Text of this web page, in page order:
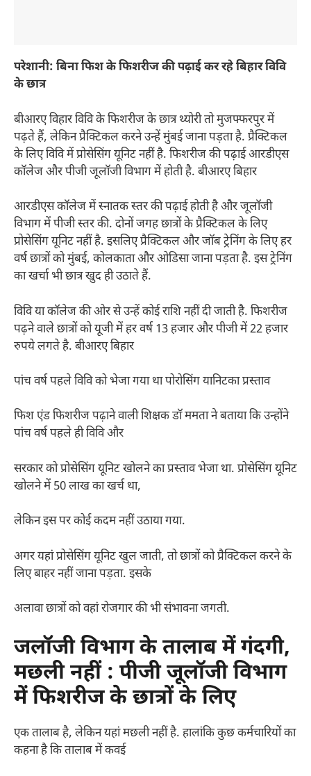
परेशानी: बिना फिश के फिशरीज की पढ़ाई कर रहे बिहार विवि
के छात्र
बीआरए विहार विवि के फिशरीज के छात्र थ्योरी तो मुजफ्फरपुर में
पढ़ते हैं, लेकिन प्रैक्टिकल करने उन्हें मुंबई जाना पड़ता है. प्रैक्टिकल
के लिए विवि में प्रोसेसिंग यूनिट नहीं है. फिशरीज की पढ़ाई आरडीएस
कॉलेज और पीजी जूलॉजी विभाग में होती है. बीआरए बिहार
आरडीएस कॉलेज में स्नातक स्तर की पढ़ाई होती है और जूलॉजी
विभाग में पीजी स्तर की. दोनों जगह छात्रों के प्रैक्टिकल के लिए
प्रोसेसिंग यूनिट नहीं है. इसलिए प्रैक्टिकल और जॉब ट्रेनिंग के लिए हर
वर्ष छात्रों को मुंबई, कोलकाता और ओडिसा जाना पड़ता है. इस ट्रेनिंग
का खर्चा भी छात्र खुद ही उठाते हैं.
विवि या कॉलेज की ओर से उन्हें कोई राशि नहीं दी जाती है. फिशरीज
पढ़ने वाले छात्रों को यूजी में हर वर्ष 13 हजार और पीजी में 22 हजार
रुपये लगते है. बीआरए बिहार
पांच वर्ष पहले विवि को भेजा गया था पोरोसिंग यानिटका प्रस्ताव
फिश एंड फिशरीज पढ़ाने वाली शिक्षक डॉ ममता ने बताया कि उन्होंने
पांच वर्ष पहले ही विवि और
सरकार को प्रोसेसिंग यूनिट खोलने का प्रस्ताव भेजा था. प्रोसेसिंग यूनिट
खोलने में 50 लाख का खर्च था,
लेकिन इस पर कोई कदम नहीं उठाया गया.
अगर यहां प्रोसेसिंग यूनिट खुल जाती, तो छात्रों को प्रैक्टिकल करने के
लिए बाहर नहीं जाना पड़ता. इसके
अलावा छात्रों को वहां रोजगार की भी संभावना जगती.
जलॉजी विभाग के तालाब में गंदगी,
मछली नहीं : पीजी जूलॉजी विभाग
में फिशरीज के छात्रों के लिए
एक तालाब है, लेकिन यहां मछली नहीं है. हालांकि कुछ कर्मचारियों का
कहना है कि तालाब में कवई